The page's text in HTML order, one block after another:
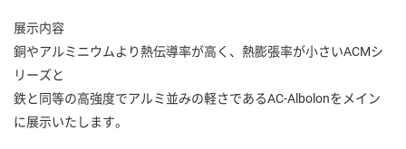
展示内容
銅やアルミニウムより熱伝導率が高く、熱膨張率が小さいACMシ
リーズと
鉄と同等の高強度でアルミ並みの軽さであるAC-Albolonをメイン
に展示いたします。